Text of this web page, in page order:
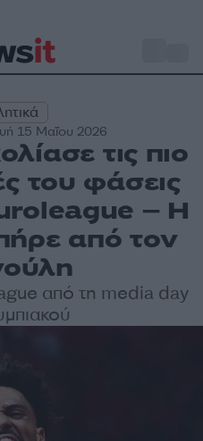
15 Μαΐου 2026
τις πιο
του φάσεις
– Η
από τον
από τη media day